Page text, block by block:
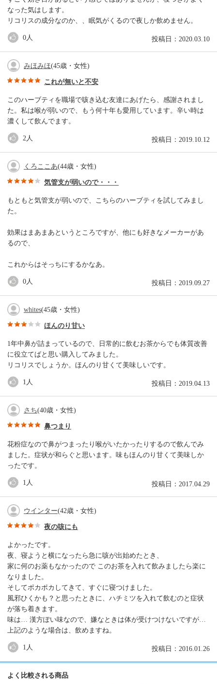
なった気はします。
リコリスの成分なのか、、眠気がくるので夜しか飲めません。
投稿日：2020.03.10
0人
みほみほ(45歳・女性)
これが無いと不安
このハーブティを職場で咳き込む友達にあげたら、感謝されまし
た。私は喉が弱いので、もう何十年も愛用しています。辛い時は
濃くして飲んでます。
投稿日：2019.10.12
2人
くろここあ(44歳・女性)
気管支が弱いので・・・
もともと気管支が弱いので、こちらのハーブティを試してみまし
た。
効果はまあまあというところですが、他にも好きなメーカーがあ
るので、
これからはそっちにするかなあ。
投稿日：2019.09.27
0人
whites(45歳・女性)
ほんのり甘い
1年中鼻が詰まっているので、日常的に飲むお茶からでも体質改善
に役立てばと思い購入してみました。
リコリスでしょうか。ほんのり甘くて美味しいです。
投稿日：2019.04.13
1 人
さち(40歳・女性)
鼻つまり
花粉症なので鼻がつまったり喉がいたかったりするので飲んでみ
ました。症状が和らぐと思います。味もほんのり甘くて美味しか
ったです。
投稿日：2017.04.29
1 人
ウインター(42歳・女性)
夜の咳にも
よかったです。
夜、寝ようと横になったら急に咳が出始めたとき、
家に何のお薬もなかったので このお茶を入れて飲みましたら楽に
なりました。
そしてポカポカしてきて、すぐに寝つけました。
風邪ひくかも？と思ったときに、ハチミツを入れて飲むのと症状
が落ち着きます。
味は… 漢方ぽい味なので、嫌なときは体が受けつけないですが…
上記のような場合は、飲めますね。
投稿日：2016.01.26
1 人
よく比較される商品